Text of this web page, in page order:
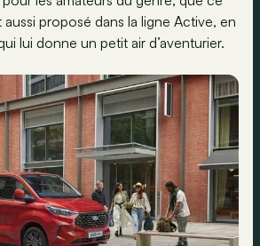
proposé dans la ligne Active, en
lui donne un petit air d’aventurier.